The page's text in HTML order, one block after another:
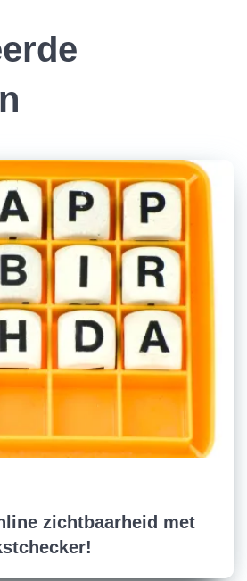
zichtbaarheid met